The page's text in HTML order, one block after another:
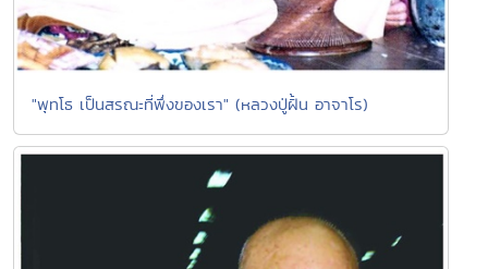
"พุทโธ เป็นสรณะที่พึ่งของเรา" (หลวงปู่ฝั้น อาจาโร)